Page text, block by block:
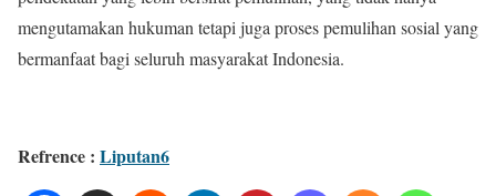
mengutamakan hukuman tetapi juga proses pemulihan sosial yang
bermanfaat bagi seluruh masyarakat Indonesia.
Refrence : Liputan6